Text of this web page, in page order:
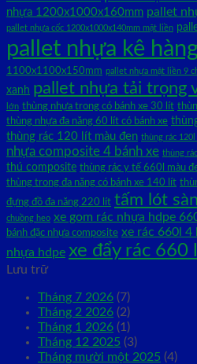
nhựa 1200x1000x160mm pallet
pallet nhựa cốc 1200x1000x140mm mặt liền
pallet nhựa kê
1100x1100x150mm pallet nhựa mặt liền 9
xanh pallet nhựa tải trọng
lớn thùng nhựa trong có bánh xe 30 lít
thùng nhựa đa năng 60 lít có bánh xe
thùng rác 120 lít màu đen thùng rác 120l
nhựa composite 4 bánh xe thùng
thú composite thùng rác y tế 660l màu
thùng trong đa năng có bánh xe 140 lít
đựng đồ đa năng 220 lít tấm lót
chuồng heo xe gom rác nhựa hdpe
bánh đặc nhựa composite xe rác 660l 4
nhựa hdpe xe đẩy rác 660
Lưu trữ
Tháng 7 2026 (7)
Tháng 2 2026 (2)
Tháng 1 2026 (1)
Tháng 12 2025 (3)
Tháng mười một 2025 (4)